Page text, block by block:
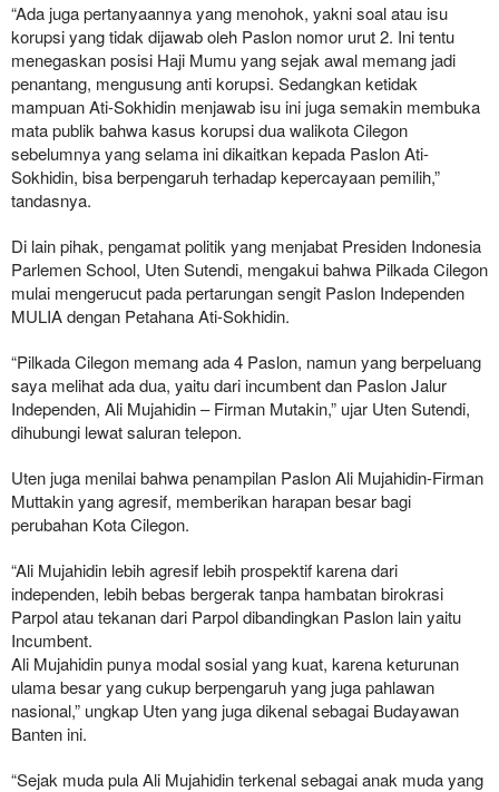
“Ada juga pertanyaannya yang menohok, yakni soal atau isu
korupsi yang tidak dijawab oleh Paslon nomor urut 2. Ini tentu
menegaskan posisi Haji Mumu yang sejak awal memang jadi
penantang, mengusung anti korupsi. Sedangkan ketidak
mampuan Ati-Sokhidin menjawab isu ini juga semakin membuka
mata publik bahwa kasus korupsi dua walikota Cilegon
sebelumnya yang selama ini dikaitkan kepada Paslon Ati-
Sokhidin, bisa berpengaruh terhadap kepercayaan pemilih,”
tandasnya.
Di lain pihak, pengamat politik yang menjabat Presiden Indonesia
Parlemen School, Uten Sutendi, mengakui bahwa Pilkada Cilegon
mulai mengerucut pada pertarungan sengit Paslon Independen
MULIA dengan Petahana Ati-Sokhidin.
“Pilkada Cilegon memang ada 4 Paslon, namun yang berpeluang
saya melihat ada dua, yaitu dari incumbent dan Paslon Jalur
Independen, Ali Mujahidin – Firman Mutakin,” ujar Uten Sutendi,
dihubungi lewat saluran telepon.
Uten juga menilai bahwa penampilan Paslon Ali Mujahidin-Firman
Muttakin yang agresif, memberikan harapan besar bagi
perubahan Kota Cilegon.
“Ali Mujahidin lebih agresif lebih prospektif karena dari
independen, lebih bebas bergerak tanpa hambatan birokrasi
Parpol atau tekanan dari Parpol dibandingkan Paslon lain yaitu
Incumbent.
Ali Mujahidin punya modal sosial yang kuat, karena keturunan
ulama besar yang cukup berpengaruh yang juga pahlawan
nasional,” ungkap Uten yang juga dikenal sebagai Budayawan
Banten ini.
“Sejak muda pula Ali Mujahidin terkenal sebagai anak muda yang